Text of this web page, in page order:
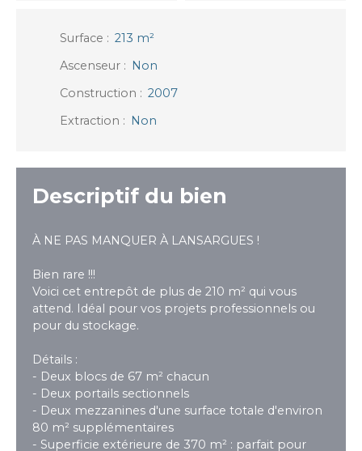
Surface : 213 m²
Ascenseur : Non
Construction : 2007
Extraction : Non
Descriptif du bien
À NE PAS MANQUER À LANSARGUES !
Bien rare !!!
Voici cet entrepôt de plus de 210 m² qui vous
attend. Idéal pour vos projets professionnels ou
pour du stockage.
Détails :
- Deux blocs de 67 m² chacun
- Deux portails sectionnels
- Deux mezzanines d'une surface totale d'environ
80 m² supplémentaires
- Superficie extérieure de 370 m² : parfait pour